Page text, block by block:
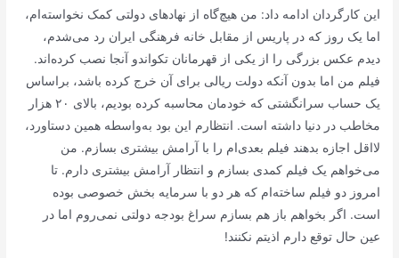
این کارگردان ادامه داد: من هیچ‌گاه از نهادهای دولتی کمک نخواسته‌ام،
اما یک روز که در پاریس از مقابل خانه فرهنگی ایران رد می‌شدم،
دیدم عکس بزرگی را از یکی از قهرمانان تکواندو آنجا نصب کرده‌اند.
فیلم من اما بدون آنکه دولت ریالی برای آن خرج کرده باشد، براساس
یک حساب سرانگشتی که خودمان محاسبه کرده بودیم، بالای ۲۰ هزار
مخاطب در دنیا داشته است. انتظارم این بود به‌واسطه همین دستاورد،
لااقل اجازه بدهند فیلم بعدی‌ام را با آرامش بیشتری بسازم. من
می‌خواهم یک فیلم کمدی بسازم و انتظار آرامش بیشتری دارم. تا
امروز دو فیلم ساخته‌ام که هر دو با سرمایه بخش خصوصی بوده
است. اگر بخواهم باز هم بسازم سراغ بودجه دولتی نمی‌روم اما در
عین حال توقع دارم اذیتم نکنند!